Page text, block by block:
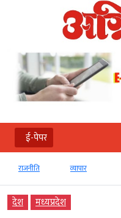
ई-पेपर
राजनीति व्‍यापार
देश मध्‍यप्रदेश